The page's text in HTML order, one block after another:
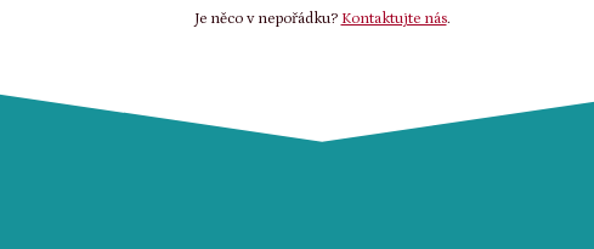
Je něco v nepořádku? Kontaktujte nás.